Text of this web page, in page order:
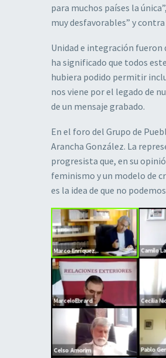
para muchos países la
muy desfavorables” y
Unidad e integración
ha significado que todos
hubiera podido permitir
nos viene por el legado de
de un mensaje grabado.
En el foro del Grupo de
Arancha González. La
progresista que, en su
feminismo y un modelo de
es la idea de que no